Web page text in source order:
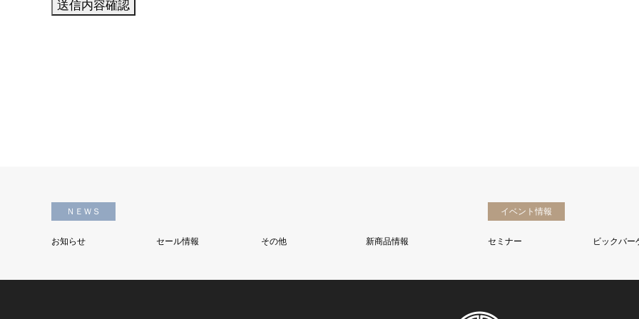
ＮＥＷＳ
お知らせ セール情報 その他 新商品情報
イベント情報
セミナー ビックバー